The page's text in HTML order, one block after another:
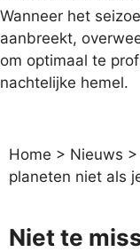
Wanneer het
aanbreekt,
om optimaal te
nachtelijke hemel.
Home > Nieuws >
planeten niet als
Niet te